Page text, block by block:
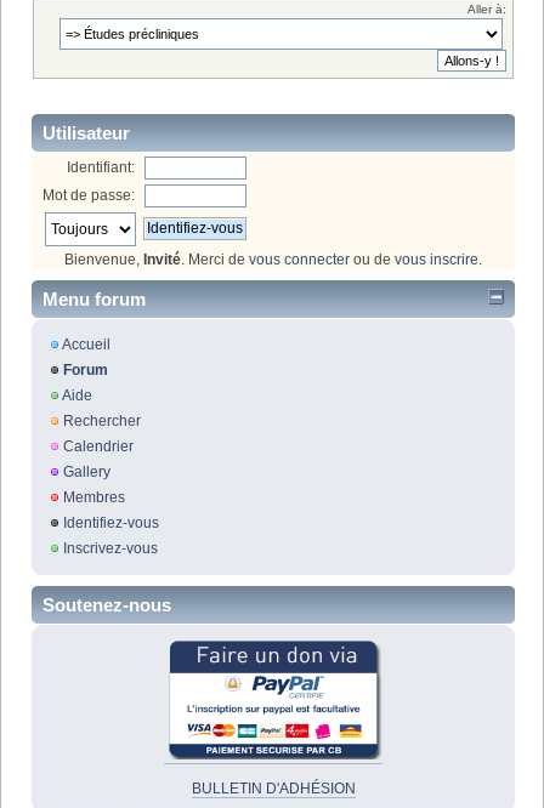
Aller à:
Utilisateur
Identifiant:
Mot de passe:
Bienvenue, Invité. Merci de vous connecter ou de vous inscrire.
Menu forum
Accueil
Forum
Aide
Rechercher
Calendrier
Gallery
Membres
Identifiez-vous
Inscrivez-vous
Soutenez-nous
BULLETIN D'ADHÉSION